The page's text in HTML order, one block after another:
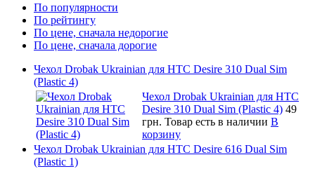
По популярности
По рейтингу
По цене, сначала недорогие
По цене, сначала дорогие
Чехол Drobak Ukrainian для HTC Desire 310 Dual Sim
(Plastic 4)
Чехол Drobak Ukrainian для HTC
Desire 310 Dual Sim (Plastic 4) 49
грн. Товар есть в наличии В
корзину
Чехол Drobak Ukrainian для HTC Desire 616 Dual Sim
(Plastic 1)